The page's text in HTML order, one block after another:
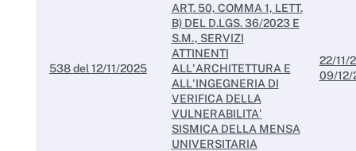
538 del 12/11/2025
ART. 50, COMMA 1, LETT.
B) DEL D.LGS. 36/2023 E
S.M., SERVIZI
ATTINENTI
ALL'ARCHITETTURA E
ALL'INGEGNERIA DI
VERIFICA DELLA
VULNERABILITA'
SISMICA DELLA MENSA
UNIVERSITARIA
22/11/
09/12/